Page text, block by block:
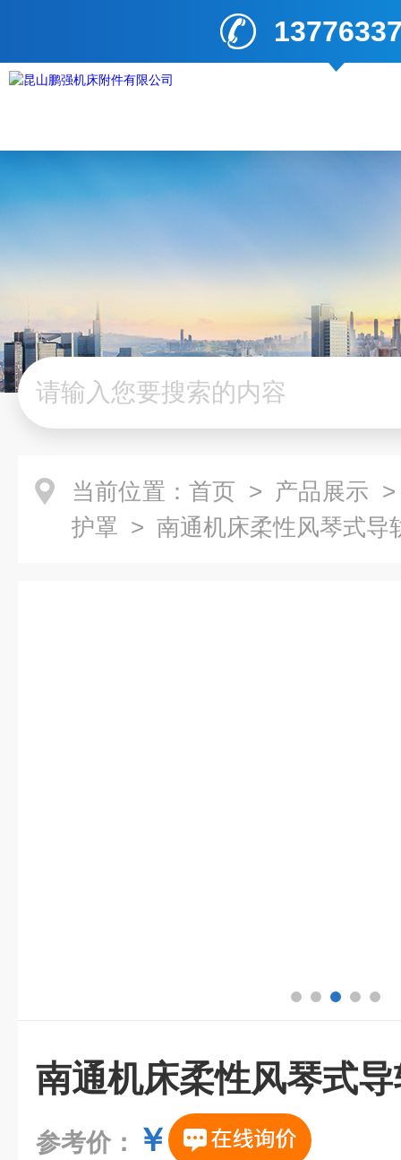
当前位置： 首页 > 产品展示
护罩 > 南通机床柔性风琴式导
南通机床柔性风琴式
参考价： ￥